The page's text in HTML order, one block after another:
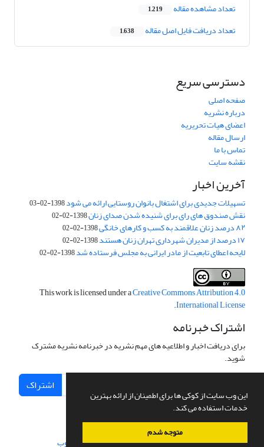
این وب سایت از کوکی ها برای اطمینان از ارائه بهترین
خدمات استفاده می کند.
متوجه شدم
تعداد مشاهده مقاله 1,219
تعداد دریافت فایل اصل مقاله 1,638
دسترسی سریع
صفحه اصلی
درباره نشریه
اعضای هیات تحریریه
ارسال مقاله
تماس با ما
نقشه سایت
آخرین اخبار
تسهیلات جدیدی برای اشتغال بانوان روستایی ارائه می شود1398-02-03
نقش صندوق های رای برای شنیده شدن صدای زنان1398-02-02
۸۲ درصد زنان علاقمند به کسب و کارهای خانگی 1398-02-02
۱۷ درصد از مدیران شهرداری تهران زنان هستند 1398-02-02
لایحه اعطای تابعیت از مادر ایرانی به مجلس فرستاده شد1398-02-02
This work is licensed under aCreative Commons Attribution 4.0
International License
.
اشتراک خبرنامه
برای دریافت اخبار و اطلاعیه های مهم نشریه در خبرنامه نشریه مشترک
شوید.
اشتراک
سامانه مدیریت نشریات علمی.طراحی و پیاده سازی از سیناوب